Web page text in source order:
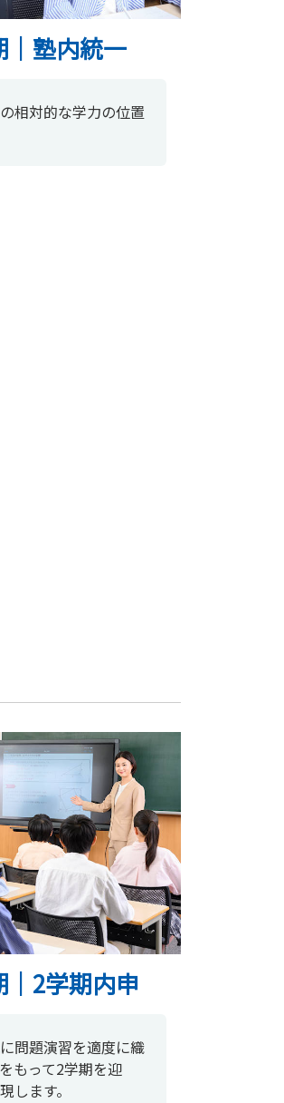
｜塾内統一
相対的な学力の位置
｜2学期内申
問題演習を適度に織
もって2学期を迎
します。